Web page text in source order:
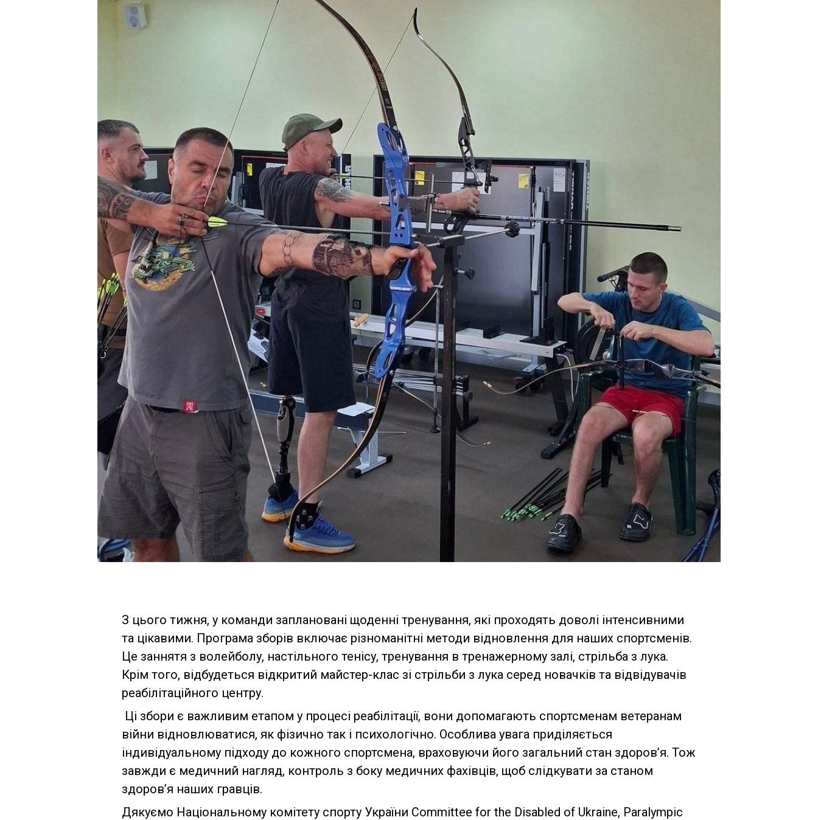
З цього тижня, у команди заплановані щоденні тренування, які проходять доволі інтенсивними
та цікавими. Програма зборів включає різноманітні методи відновлення для наших спортсменів.
Це заннятя з волейболу, настільного тенісу, тренування в тренажерному залі, стрільба з лука.
Крім того, відбудеться відкритий майстер-клас зі стрільби з лука серед новачків та відвідувачів
реабілітаційного центру.
Ці збори є важливим етапом у процесі реабілітації, вони допомагають спортсменам ветеранам
війни відновлюватися, як фізично так і психологічно. Особлива увага приділяється
індивідуальному підходу до кожного спортсмена, враховуючи його загальний стан здоров’я. Тож
завжди є медичний нагляд, контроль з боку медичних фахівців, щоб слідкувати за станом
здоров’я наших гравців.
Дякуємо Національному комітету спорту України Committee for the Disabled of Ukraine, Paralympic